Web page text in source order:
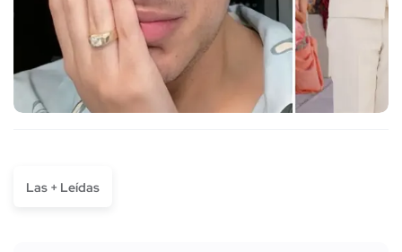
Las + Leídas